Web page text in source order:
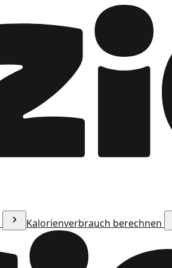
Kalorienverbrauch berechnen